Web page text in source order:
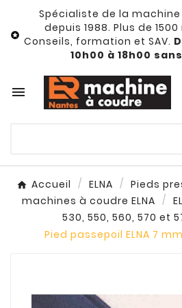

Spécialiste de la
depuis 1988. Plus de
Conseils, formation et SAV.
10h00 à 18h00

Accueil ELNA Pieds
machines à coudre ELNA
530, 550, 560, 570 et
Pied passepoil ELNA 7